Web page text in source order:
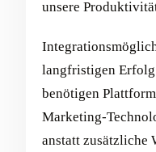
unsere
langfristigen
benötigen
Marketing-
anstatt